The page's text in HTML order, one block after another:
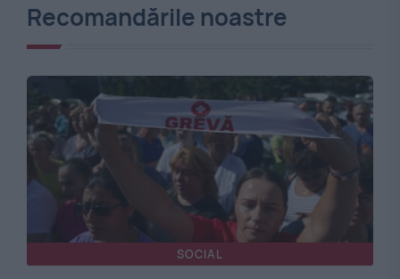
Recomandările noastre
SOCIAL